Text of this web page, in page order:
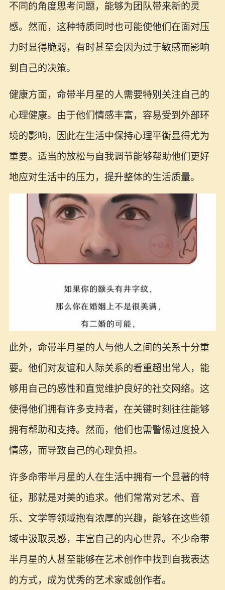
不同的角度思考问题，能够为团队带来新的灵
感。然而，这种特质同时也可能使他们在面对压
力时显得脆弱，有时甚至会因为过于敏感而影响
到自己的决策。
健康方面，命带半月星的人需要特别关注自己的
心理健康。由于他们情感丰富，容易受到外部环
境的影响，因此在生活中保持心理平衡显得尤为
重要。适当的放松与自我调节能够帮助他们更好
地应对生活中的压力，提升整体的生活质量。
此外，命带半月星的人与他人之间的关系十分重
要。他们对友谊和人际关系的看重超出常人，能
够用自己的感性和直觉维护良好的社交网络。这
使得他们拥有许多支持者，在关键时刻往往能够
拥有帮助和支持。然而，他们也需警惕过度投入
情感，而导致自己的心理负担。
许多命带半月星的人在生活中拥有一个显著的特
征，那就是对美的追求。他们常常对艺术、音
乐、文学等领域抱有浓厚的兴趣，能够在这些领
域中汲取灵感，丰富自己的内心世界。不少命带
半月星的人甚至能够在艺术创作中找到自我表达
的方式，成为优秀的艺术家或创作者。